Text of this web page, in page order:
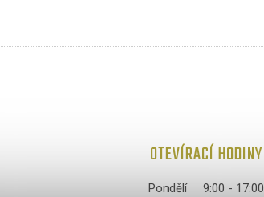
OTEVÍRACÍ HODINY
Pondělí 9:00 - 17:00